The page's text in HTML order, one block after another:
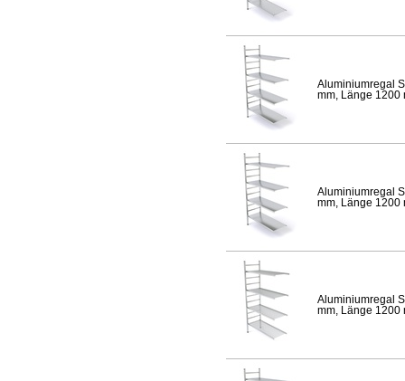
Aluminiumregal
mm, Länge 1200
Aluminiumregal
mm, Länge 1200
Aluminiumregal
mm, Länge 1200